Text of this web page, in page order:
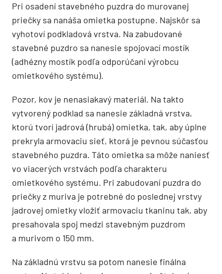
Pri osadení stavebného puzdra do murovanej
priečky sa nanáša omietka postupne. Najskôr sa
vyhotoví podkladová vrstva. Na zabudované
stavebné puzdro sa nanesie spojovací mostík
(adhézny mostík podľa odporúčaní výrobcu
omietkového systému).
Pozor, kov je nenasiakavý materiál. Na takto
vytvorený podklad sa nanesie základná vrstva,
ktorú tvorí jadrová (hrubá) omietka, tak, aby úplne
prekryla armovaciu sieť, ktorá je pevnou súčasťou
stavebného puzdra. Táto omietka sa môže naniesť
vo viacerých vrstvách podľa charakteru
omietkového systému. Pri zabudovaní puzdra do
priečky z muriva je potrebné do poslednej vrstvy
jadrovej omietky vložiť armovaciu tkaninu tak, aby
presahovala spoj medzi stavebným puzdrom
a murivom o 150 mm.
Na základnú vrstvu sa potom nanesie finálna